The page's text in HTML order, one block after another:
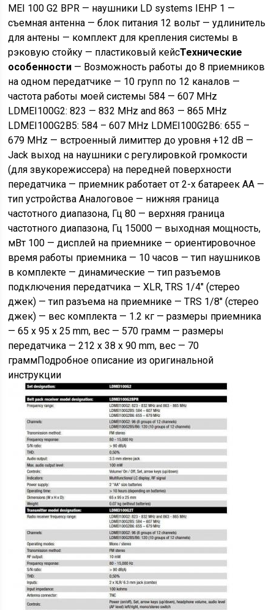
MEI 100 G2 BPR — наушники LD systems IEHP 1 —
съемная антенна — блок питания 12 вольт — удлинитель
для антены — комплект для крепления системы в
рэковую стойку — пластиковый кейсТехнические
особенности — Возможность работы до 8 приемников
на одном передатчике — 10 групп по 12 каналов —
частота работы моей системы 584 — 607 MHz
LDMEI100G2: 823 — 832 MHz and 863 — 865 MHz
LDMEI100G2B5: 584 – 607 MHz LDMEI100G2B6: 655 –
679 MHz — встроенный лимиттер до уровня +12 dB —
Jack выход на наушники с регулировкой громкости
(для звукорежиссера) на передней поверхности
передатчика — приемник работает от 2-х батареек АА —
тип устройства Аналоговое — нижняя граница
частотного диапазона, Гц 80 — верхняя граница
частотного диапазона, Гц 15000 — выходная мощность,
мВт 100 — дисплей на приемнике — ориентировочное
время работы приемника — 10 часов — тип наушников
в комплекте — динамические — тип разъемов
подключения передатчика — XLR, TRS 1/4″ (стерео
джек) — тип разъема на приемнике — TRS 1/8″ (стерео
джек) — вес комплекта — 1.2 кг — размеры приемника
— 65 x 95 x 25 mm, вес — 570 грамм — размеры
передатчика — 212 x 38 x 90 mm, вес — 70
граммПодробное описание из оригинальной
инструкции